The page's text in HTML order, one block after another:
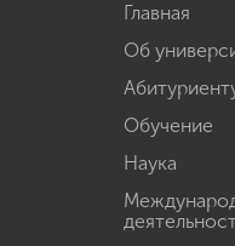
Главная
Об
Обучение
Наука